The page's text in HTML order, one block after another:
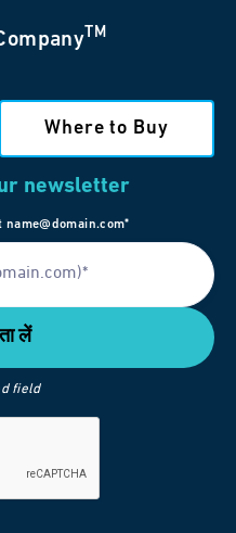
TM
Where to Buy
newsletter
field